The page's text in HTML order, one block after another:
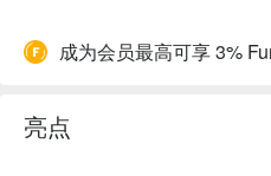
成为会员最高可享 3%
亮点